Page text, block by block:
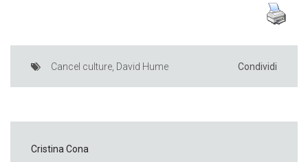
Cancel culture, David Hume Condividi
Cristina Cona